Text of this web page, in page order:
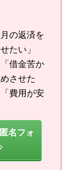
の返済を
たい」
借金苦か
させた
費用が安
名フォ